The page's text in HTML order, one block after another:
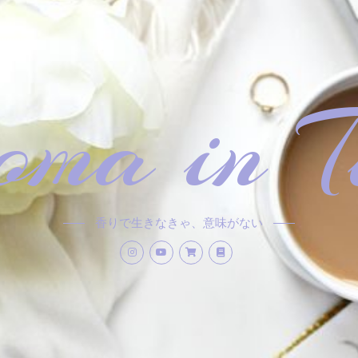
in
香りで生きなきゃ、意味がない